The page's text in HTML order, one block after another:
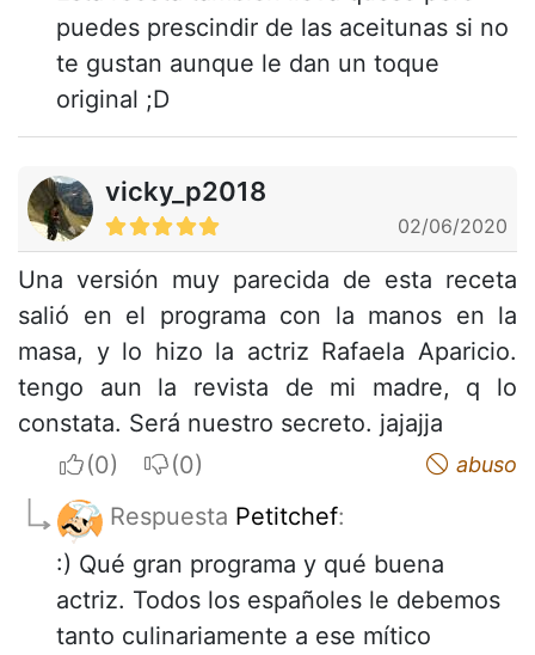
puedes prescindir de las aceitunas si no
te gustan aunque le dan un toque
original ;D
vicky_p2018
02/06/2020
Una versión muy parecida de esta receta
salió en el programa con la manos en la
masa, y lo hizo la actriz Rafaela Aparicio.
tengo aun la revista de mi madre, q lo
constata. Será nuestro secreto. jajajja
I apreciateI do not appreciate abuso
Respuesta Petitchef:
:) Qué gran programa y qué buena
actriz. Todos los españoles le debemos
tanto culinariamente a ese mítico